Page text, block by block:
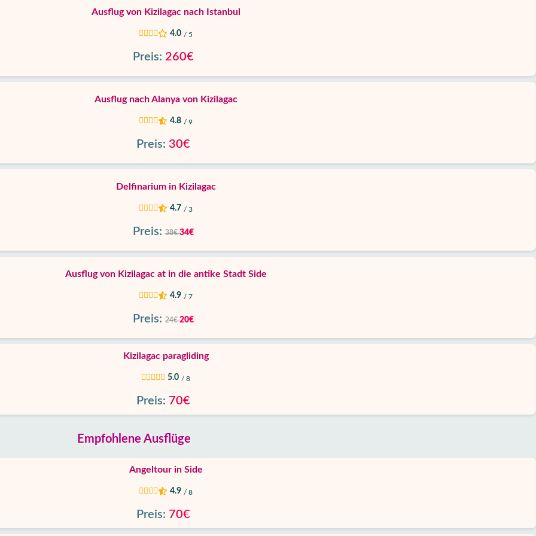
Ausflug von Kizilagac nach Istanbul
4.0 / 5
Preis: 260€
Ausflug nach Alanya von Kizilagac
4.8 / 9
Preis: 30€
Delfinarium in Kizilagac
4.7 / 3
Preis: 38€34€
Ausflug von Kizilagac at in die antike Stadt Side
4.9 / 7
Preis: 24€20€
Kizilagac paragliding
5.0 / 8
Preis: 70€
Empfohlene Ausflüge
Angeltour in Side
4.9 / 8
Preis: 70€